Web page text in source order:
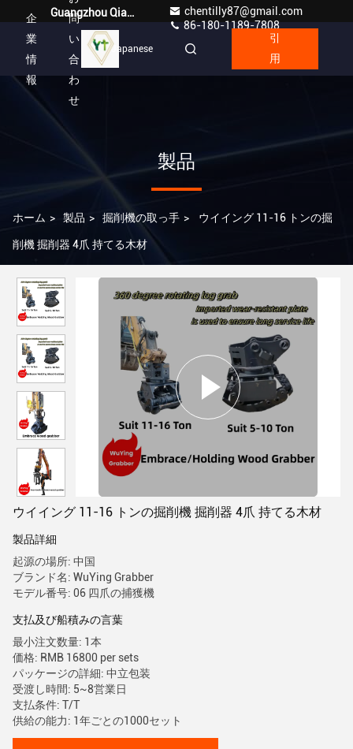
Guangzhou Qianyuan Construction Machinery Co,.LTD
chentilly87@gmail.com
86-180-1189-7808
企
業
情
報
問
い
合
わ
せ
Japanese
引
用
製品
ホーム > 製品 > 掘削機の取っ手 > ウイイング 11-16 トンの掘
削機 掘削器 4爪 持てる木材
ウイイング 11-16 トンの掘削機 掘削器 4爪 持てる木材
製品詳細
起源の場所: 中国
ブランド名: WuYing Grabber
モデル番号: 06 四爪の捕獲機
支払及び船積みの言葉
最小注文数量: 1本
価格: RMB 16800 per sets
パッケージの詳細: 中立包装
受渡し時間: 5~8営業日
支払条件: T/T
供給の能力: 1年ごとの1000セット